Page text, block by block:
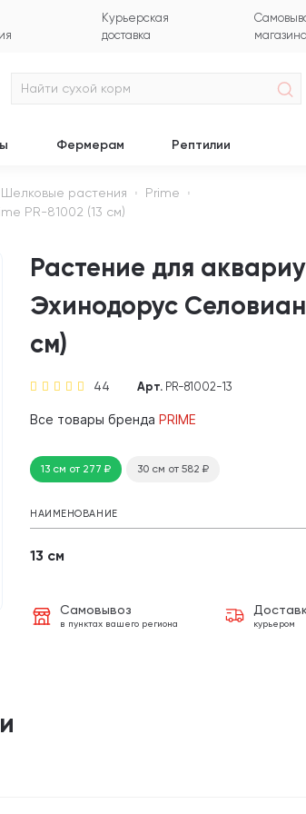
Курьерская
доставка
Фермерам Рептилии
Шелковые растения
Prime
PR-81002 (13 см)
Растение для
Эхинодорус
см)
44 Арт. PR-81002-13
Все товары бренда PRIME
13 см от 277₽ 30 см от 582 ₽
НАИМЕНОВАНИЕ
13 см
Самовывоз
в пунктах вашего региона курьером